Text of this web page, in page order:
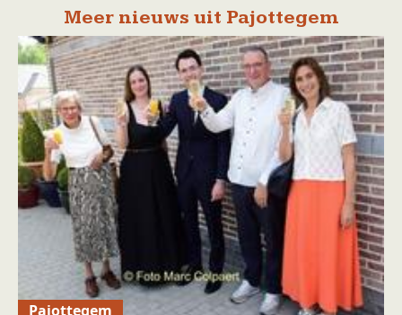
Meer nieuws uit Pajottegem
Pajottegem